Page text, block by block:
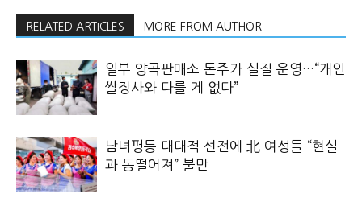
RELATED ARTICLES MORE FROM AUTHOR
일부 양곡판매소 돈주가 실질 운영…“개인
쌀장사와 다를 게 없다”
남녀평등 대대적 선전에 北 여성들 “현실
과 동떨어져” 불만